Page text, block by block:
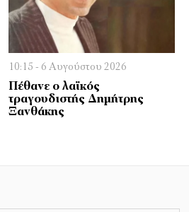
10:15 - 6 Αυγούστου 2026
Πέθανε ο λαϊκός
τραγουδιστής Δημήτρης
Ξανθάκης